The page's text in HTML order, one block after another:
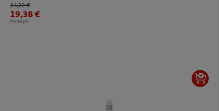
Price reduced from
24,22 €to
19,38 €
Promoção